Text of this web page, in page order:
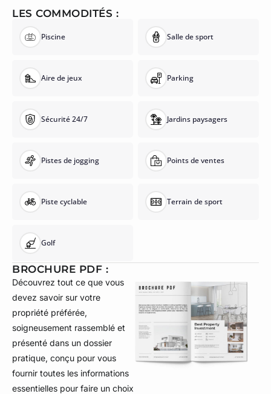
LES COMMODITÉS :
Piscine Salle de sport
Aire de jeux Parking
Sécurité 24/7 Jardins paysagers
Pistes de jogging Points de ventes
Piste cyclable Terrain de sport
Golf
BROCHURE PDF :
Découvrez tout ce que vous
devez savoir sur votre
propriété préférée,
soigneusement rassemblé et
présenté dans un dossier
pratique, conçu pour vous
fournir toutes les informations
essentielles pour faire un choix